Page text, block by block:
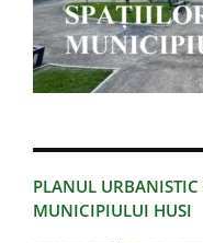
PLANUL
MUNICIPIULUI HUSI